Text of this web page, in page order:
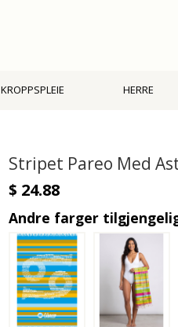
KROPPSPLEIE HERRE
Stripet Pareo Med
$ 24.88
Andre farger